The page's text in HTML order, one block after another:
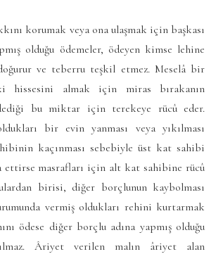
korumak veya ona ulaşmak için başkası
olduğu ödemeler, ödeyen kimse lehine
ve teberru teşkil etmez. Meselâ bir
hissesini almak için miras bırakanın
bu miktar için terekeye rücû eder.
bir evin yanması veya yıkılması
kaçınması sebebiyle üst kat sahibi
ettirse masrafları için alt kat sahibine rücû
birisi, diğer borçlunun kaybolması
vermiş oldukları rehini kurtarmak
ödese diğer borçlu adına yapmış olduğu
Âriyet verilen malın âriyet alan